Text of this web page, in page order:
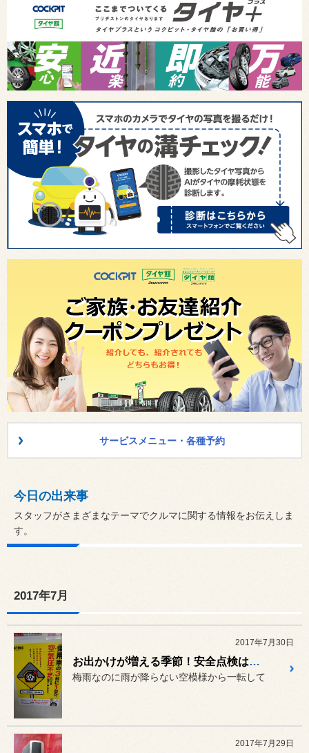
サービスメニュー・各種予約
今日の出来事
スタッフがさまざまなテーマでクルマに関する情報をお伝えしま
す。
2017年7月
2017年7月30日
お出かけが増える季節！安全点検は行っていますか？
梅雨なのに雨が降らない空模様から一転して
2017年7月29日